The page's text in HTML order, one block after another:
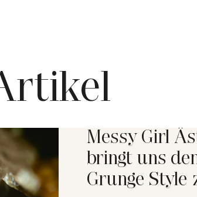
Messy Girl
bringt uns
Grunge Style